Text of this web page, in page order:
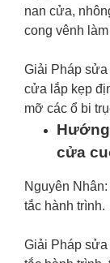
nan cửa,
cong vênh
Giải Pháp
cửa lắp kẹp
mỡ các ổ bi
cửa
Nguyên
tắc hành trình.
Giải Pháp